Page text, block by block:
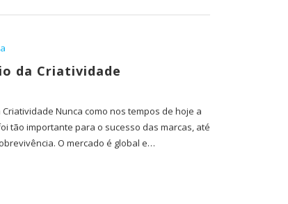
da Criatividade
Nunca como nos tempos de hoje a
tão importante para o sucesso das marcas, até
O mercado é global e…